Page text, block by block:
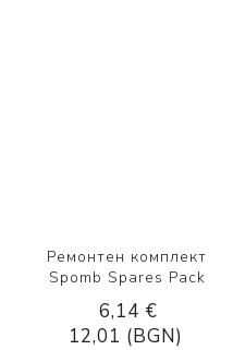
Ремонтен комплект
Spomb Spares Pack
6,14 €
12,01 (BGN)